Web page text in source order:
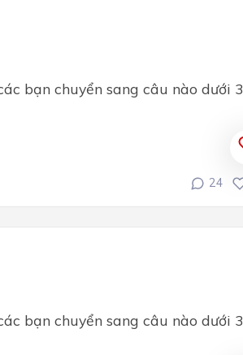
bạn chuyển sang câu nào dưới 3
24
bạn chuyển sang câu nào dưới 3